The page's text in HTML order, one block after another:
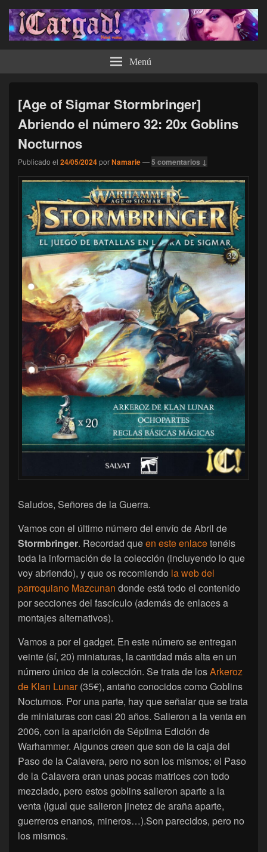
¡Cargad! Menú
[Age of Sigmar Stormbringer]
Abriendo el número 32: 20x Goblins
Nocturnos
Publicado el 24/05/2024porNamarie—5 comentarios ↓
Saludos, Señores de la Guerra.
Vamos con el último número del envío de Abril de
Stormbringer. Recordad queen este enlacetenéis
toda la información de la colección (incluyendo lo que
voy abriendo), y que os recomiendo la web del
parroquiano Mazcunan donde está todo el contenido
por secciones del fascículo (además de enlaces a
montajes alternativos).
Vamos a por el gadget. En este número se entregan
veinte (sí, 20) miniaturas, la cantidad más alta en un
número único de la colección. Se trata de losArkeroz
de Klan Lunar(35€), antaño conocidos como Goblins
Nocturnos. Por una parte, hay que señalar que se trata
de miniaturas con casi 20 años. Salieron a la venta en
2006, con la aparición de Séptima Edición de
Warhammer. Algunos creen que son de la caja del
Paso de la Calavera, pero no son los mismos; el Paso
de la Calavera eran unas pocas matrices con todo
mezclado, pero estos goblins salieron aparte a la
venta (igual que salieron jinetez de araña aparte,
guerreros enanos, mineros…).Son parecidos, pero no
los mismos.